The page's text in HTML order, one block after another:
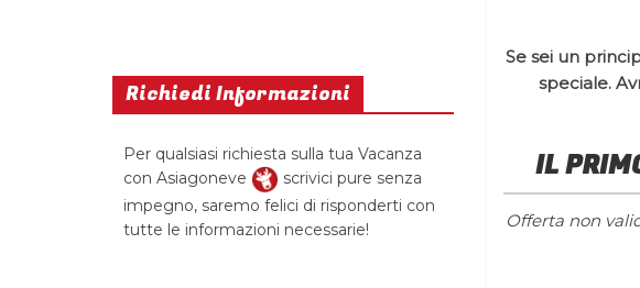
Se sei un
speciale.
IL
Offerta non
Richiedi Informazioni
Per qualsiasi richiesta sulla tua Vacanza
con Asiagoneve
scrivici pure senza
impegno, saremo felici di risponderti con
tutte le informazioni necessarie!